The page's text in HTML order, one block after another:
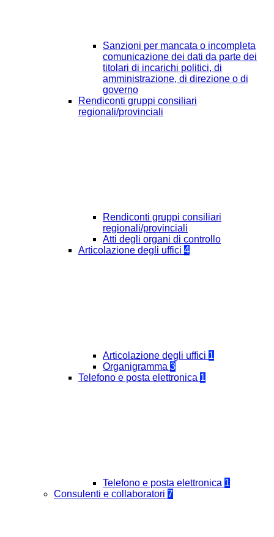
Sanzioni per mancata o incompleta
comunicazione dei dati da parte dei
titolari di incarichi politici, di
amministrazione, di direzione o di
governo
Rendiconti gruppi consiliari
regionali/provinciali
Rendiconti gruppi consiliari
regionali/provinciali
Atti degli organi di controllo
Articolazione degli uffici 4
Articolazione degli uffici 1
Organigramma 3
Telefono e posta elettronica 1
Telefono e posta elettronica 1
Consulenti e collaboratori 7